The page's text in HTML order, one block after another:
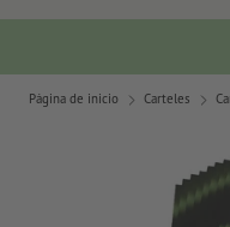
Página de inicio Carteles